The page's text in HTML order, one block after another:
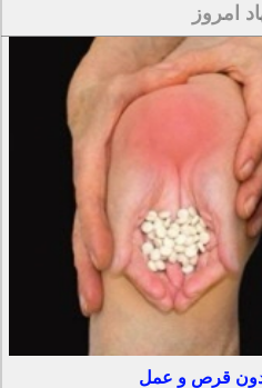
امروز
قرص و عمل